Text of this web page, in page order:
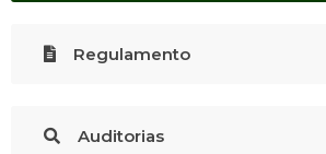
Regulamento
Auditorias